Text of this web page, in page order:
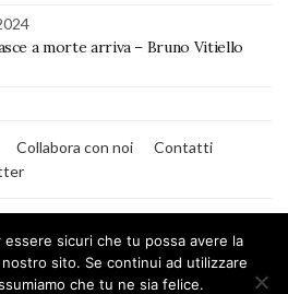
a morte arriva – Bruno Vitiello
Collabora con noi
Contatti
essere sicuri che tu possa avere la
sito. Se continui ad utilizzare
che tu ne sia felice.